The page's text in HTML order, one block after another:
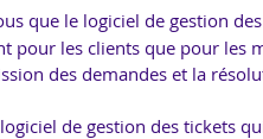
que le logiciel de gestion
les clients que pour les
des demandes et la
de gestion des tickets